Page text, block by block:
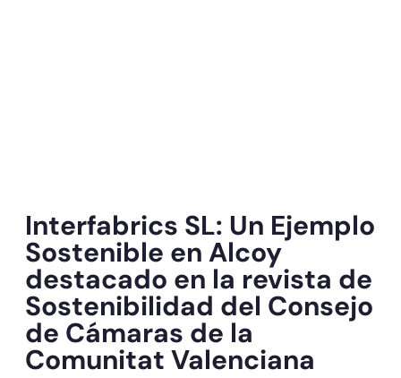
Interfabrics SL: Un Ejemplo
Sostenible en Alcoy
destacado en la revista de
Sostenibilidad del Consejo
de Cámaras de la
Comunitat Valenciana